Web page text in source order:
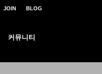
BLOG
JOIN
커뮤니티